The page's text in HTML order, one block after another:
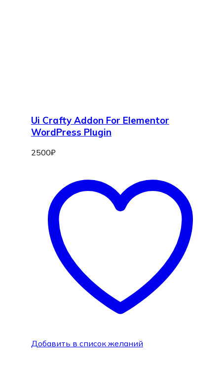
Ui Crafty Addon For Elementor
WordPress Plugin
2500₽
Добавить в список желаний